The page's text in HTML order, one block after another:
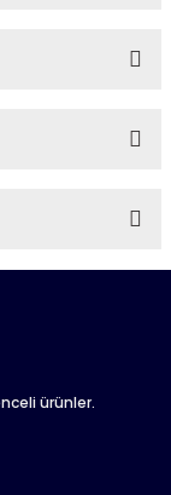
ve diğer
ürünler.